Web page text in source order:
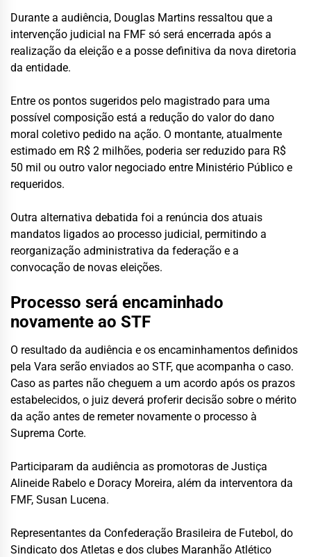
Durante a audiência, Douglas Martins ressaltou que a
intervenção judicial na FMF só será encerrada após a
realização da eleição e a posse definitiva da nova diretoria
da entidade.
Entre os pontos sugeridos pelo magistrado para uma
possível composição está a redução do valor do dano
moral coletivo pedido na ação. O montante, atualmente
estimado em R$ 2 milhões, poderia ser reduzido para R$
50 mil ou outro valor negociado entre Ministério Público e
requeridos.
Outra alternativa debatida foi a renúncia dos atuais
mandatos ligados ao processo judicial, permitindo a
reorganização administrativa da federação e a
convocação de novas eleições.
Processo será encaminhado
novamente ao STF
O resultado da audiência e os encaminhamentos definidos
pela Vara serão enviados ao STF, que acompanha o caso.
Caso as partes não cheguem a um acordo após os prazos
estabelecidos, o juiz deverá proferir decisão sobre o mérito
da ação antes de remeter novamente o processo à
Suprema Corte.
Participaram da audiência as promotoras de Justiça
Alineide Rabelo e Doracy Moreira, além da interventora da
FMF, Susan Lucena.
Representantes da Confederação Brasileira de Futebol, do
Sindicato dos Atletas e dos clubes Maranhão Atlético